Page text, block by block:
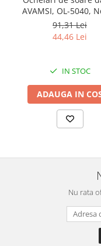
AVAMSI, OL-5040,
91,31 Lei
44,46 Lei
IN STOC
ADAUGA IN
Nu rata